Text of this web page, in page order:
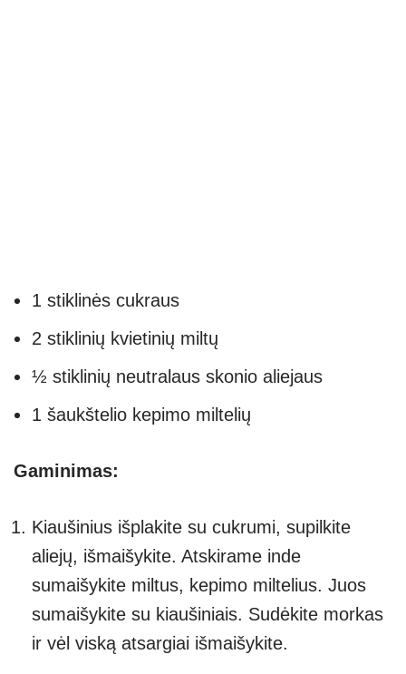
1 stiklinės cukraus
2 stiklinių kvietinių miltų
½ stiklinių neutralaus skonio aliejaus
1 šaukštelio kepimo miltelių
Gaminimas:
Kiaušinius išplakite su cukrumi, supilkite
aliejų, išmaišykite. Atskirame inde
sumaišykite miltus, kepimo miltelius. Juos
sumaišykite su kiaušiniais. Sudėkite morkas
ir vėl viską atsargiai išmaišykite.